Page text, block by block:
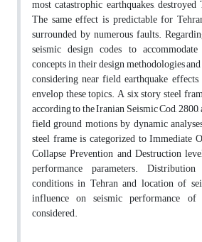
most catastrophic earthquakes,
The same effect is predictable for
surrounded by numerous faults.
seismic design codes to
concepts in their design methodologies
considering near field earthquake
envelop these topics. A six story steel
according to the Iranian Seismic Cod,
field ground motions by dynamic
steel frame is categorized to Immediate
Collapse Prevention and Destruction
performance parameters.
conditions in Tehran and location of
influence on seismic performance
considered.